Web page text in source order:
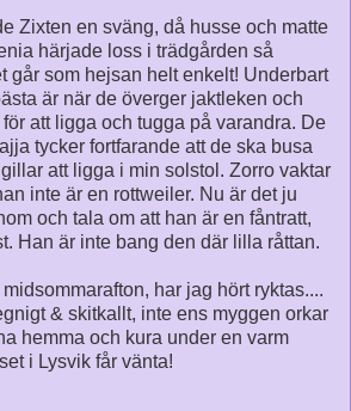
Zixten en sväng, då husse och matte
härjade loss i trädgården så
går som hejsan helt enkelt! Underbart
är när de överger jaktleken och
att ligga och tugga på varandra. De
tycker fortfarande att de ska busa
att ligga i min solstol. Zorro vaktar
inte är en rottweiler. Nu är det ju
och tala om att han är en fåntratt,
Han är inte bang den där lilla råttan.
midsommarafton, har jag hört ryktas....
& skitkallt, inte ens myggen orkar
hemma och kura under en varm
i Lysvik får vänta!